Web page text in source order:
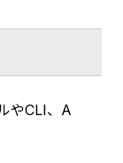
やCLI、A